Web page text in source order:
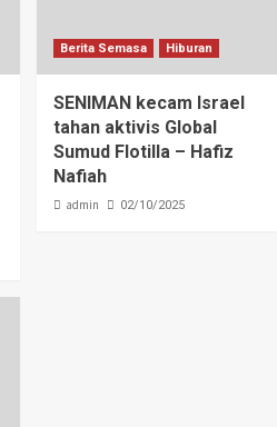
Berita Semasa Hiburan
SENIMAN kecam Israel
tahan aktivis Global
Sumud Flotilla – Hafiz
Nafiah
admin 02/10/2025